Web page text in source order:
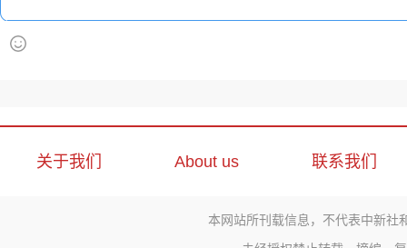
关于我们 About us 联系我们
本网站所刊载信息，不代表中新社